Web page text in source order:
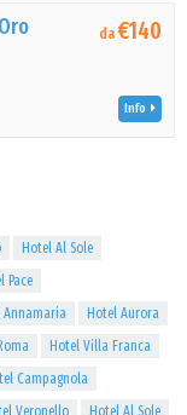
da€140
Info
Hotel Al Sole
Pace
Annamaria
Hotel Aurora
Hotel Villa Franca
Campagnola
Veronello
Hotel Al Sole